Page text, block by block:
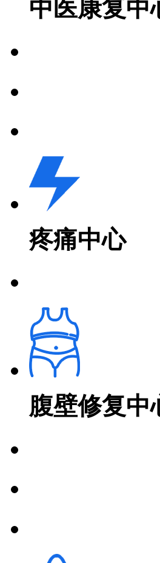
中医康复中
疼痛中心
腹壁修复中